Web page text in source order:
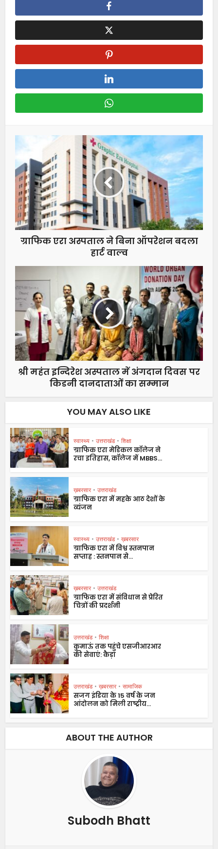
ग्राफिक एरा अस्पताल ने बिना ऑपरेशन बदला
हार्ट वाल्व
श्री महंत इन्दिरेश अस्पताल में अंगदान दिवस पर
किडनी दानदाताओं का सम्मान
YOU MAY ALSO LIKE
स्वास्थ्य • उत्तराखंड • शिक्षा
ग्राफिक एरा मेडिकल कॉलेज ने
रचा इतिहास, कॉलेज में MBBS...
ख़बरसार • उत्तराखंड
ग्राफिक एरा में महके आठ देशों के
व्यंजन
स्वास्थ्य • उत्तराखंड • ख़बरसार
ग्राफिक एरा में विश्व स्तनपान
सप्ताह : स्तनपान से...
ख़बरसार • उत्तराखंड
ग्राफिक एरा में संविधान से प्रेरित
चित्रों की प्रदर्शनी
उत्तराखंड • शिक्षा
कुमाऊं तक पहुंचे एसजीआरआर
की सेवाएं: कैड़ा
उत्तराखंड • ख़बरसार • सामाजिक
सजग इंडिया के 15 वर्ष के जन
आंदोलन को मिली राष्ट्रीय...
ABOUT THE AUTHOR
Subodh Bhatt